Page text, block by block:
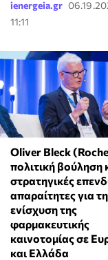
ienergeia.gr
11:11
Oliver Bleck
πολιτική βούληση
στρατηγικές
απαραίτητες για
ενίσχυση της
φαρμακευτικής
καινοτομίας σε
και Ελλάδα